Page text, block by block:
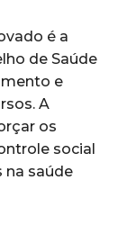
é a
de Saúde
e
A
os
social
na saúde